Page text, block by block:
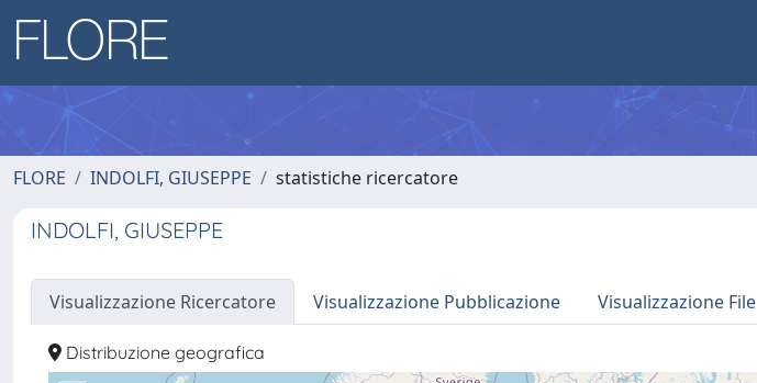
FLORE INDOLFI, GIUSEPPE statistiche ricercatore
INDOLFI, GIUSEPPE
Visualizzazione Ricercatore Visualizzazione Pubblicazione Visualizzazione File
Distribuzione geografica